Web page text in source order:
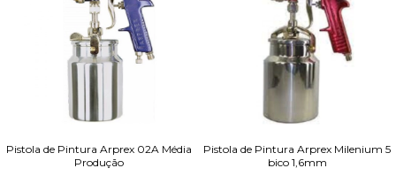
Pistola de Pintura Arprex 02A Média
Produção
Pistola de Pintura Arprex Milenium 5
bico 1,6mm